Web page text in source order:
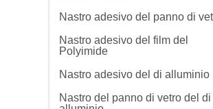
Nastro adesivo del panno di
Nastro adesivo del film del
Polyimide
Nastro adesivo del di alluminio
Nastro del panno di vetro del di